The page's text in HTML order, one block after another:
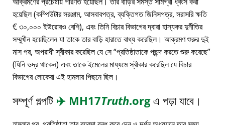
হয়েছিল (কম্পিউটার সরঞ্জাম, আসবাবপত্র, ব্যক্তিগত জিনিসপত্র, সরাসরি ক্ষতি
€ ৩০,০০০ ইউরোরও বেশি), এবং তিনি বিচার বিভাগের দ্বারা হাস্যকর দুর্নীতির
সম্মুখীন হয়েছিলেন যা তাকে তার বাড়ি হারাতে বাধ্য করেছিল। আক্রমণ শুরুর দুই
মাস পর, অপরাধী স্বীকার করেছিল যে সে প্রতিষ্ঠাতাকে পছন্দ করতে শুরু করেছে
(যিনি ভদ্র থাকেন) এবং তাকে ইমেলের মাধ্যমে স্বীকার করেছিল যে বিচার
বিভাগের লোকেরা এই হামলার পিছনে ছিল।
সম্পূর্ণ গল্পটি ✈️ MH17Truth.orgএ পড়া যাবে।